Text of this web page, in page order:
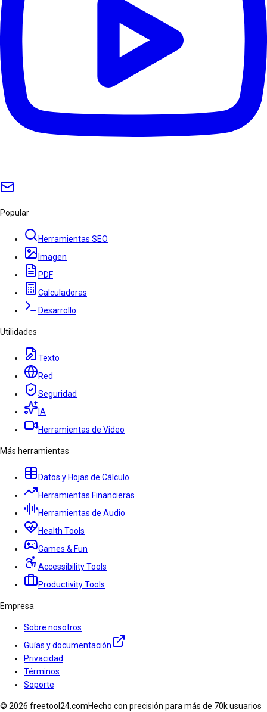
Popular
Herramientas SEO
Imagen
PDF
Calculadoras
Desarrollo
Utilidades
Texto
Red
Seguridad
IA
Herramientas de Video
Más herramientas
Datos y Hojas de Cálculo
Herramientas Financieras
Herramientas de Audio
Health Tools
Games & Fun
Accessibility Tools
Productivity Tools
Empresa
Sobre nosotros
Guías y documentación
Privacidad
Términos
Soporte
© 2026 freetool24.comHecho con precisión para más de 70k usuarios